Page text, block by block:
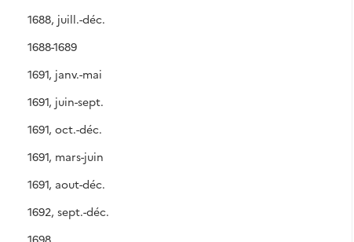
1688, juill.-déc.
1688-1689
1691, janv.-mai
1691, juin-sept.
1691, oct.-déc.
1691, mars-juin
1691, aout-déc.
1692, sept.-déc.
1698